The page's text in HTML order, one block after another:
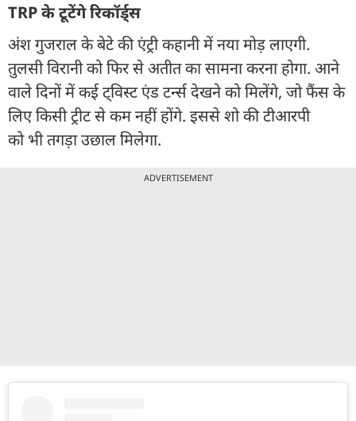
TRP के टूटेंगे रिकॉर्ड्स
अंश गुजराल के बेटे की एंट्री कहानी में नया मोड़ लाएगी.
तुलसी विरानी को फिर से अतीत का सामना करना होगा. आने
वाले दिनों में कई ट्विस्ट एंड टर्न्स देखने को मिलेंगे, जो फैंस के
लिए किसी ट्रीट से कम नहीं होंगे. इससे शो की टीआरपी
को भी तगड़ा उछाल मिलेगा.
ADVERTISEMENT